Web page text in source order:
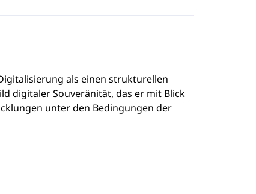
als einen strukturellen
digitaler Souveränität, das er mit Blick
unter den Bedingungen der